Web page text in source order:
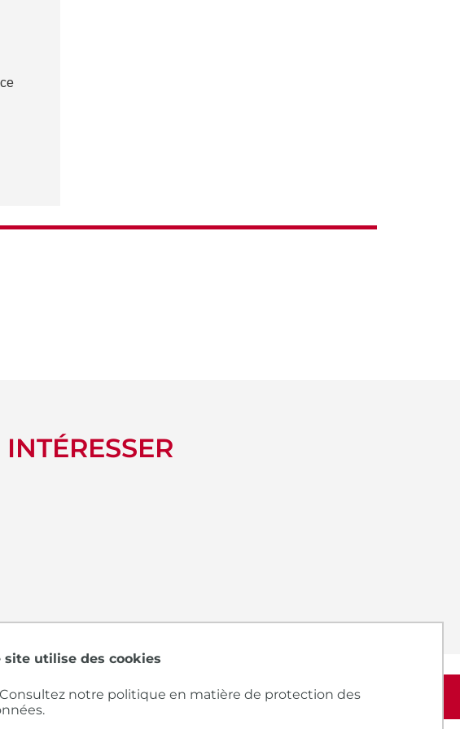
site utilise des cookies
Consultez notre politique en matière de protection des